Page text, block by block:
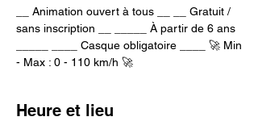
__ Animation ouvert à tous __ __ Gratuit /
sans inscription __ _____ À partir de 6 ans
_____ ____ Casque obligatoire ____ 🚀 Min
- Max : 0 - 110 km/h 🚀
Heure et lieu